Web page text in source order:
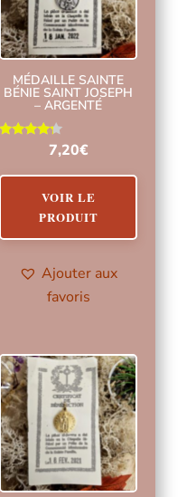
MÉDAILLE SAINTE
BÉNIE SAINT JOSEPH
– ARGENTÉ
7,20€
VOIR LE
PRODUIT
Ajouter aux
favoris